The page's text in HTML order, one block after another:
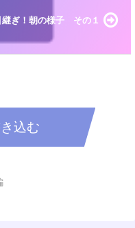
ぎ！朝の様子 その１
込む